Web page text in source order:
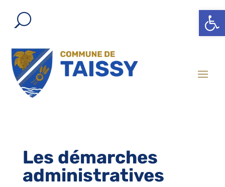
Ouvrir
Les démarches
administratives